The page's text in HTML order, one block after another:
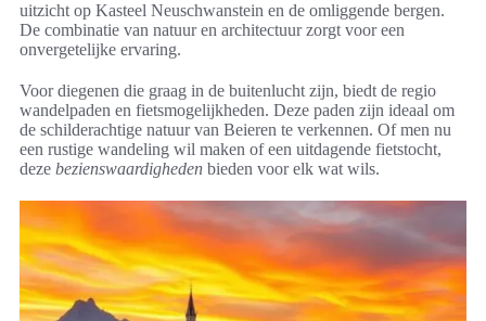
uitzicht op Kasteel Neuschwanstein en de omliggende bergen.
De combinatie van natuur en architectuur zorgt voor een
onvergetelijke ervaring.
Voor diegenen die graag in de buitenlucht zijn, biedt de regio
wandelpaden en fietsmogelijkheden. Deze paden zijn ideaal om
de schilderachtige natuur van Beieren te verkennen. Of men nu
een rustige wandeling wil maken of een uitdagende fietstocht,
deze bezienswaardigheden bieden voor elk wat wils.